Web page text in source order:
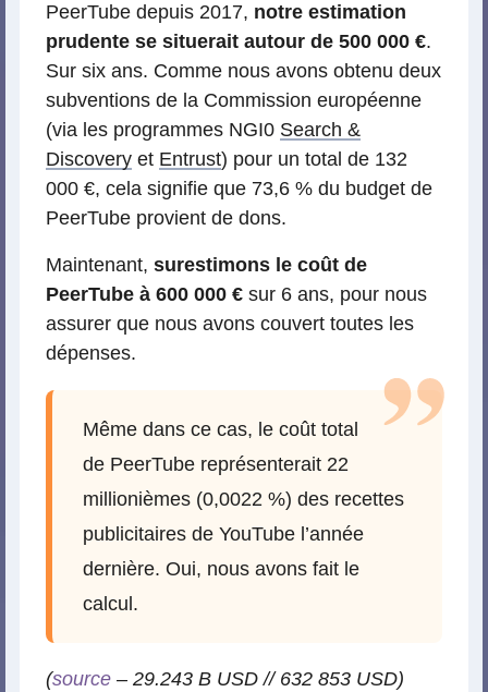
PeerTube depuis 2017, notre estimation
prudente se situerait autour de 500 000 €.
Sur six ans. Comme nous avons obtenu deux
subventions de la Commission européenne
(via les programmes NGI0 Search &
Discovery et Entrust) pour un total de 132
000 €, cela signifie que 73,6 % du budget de
PeerTube provient de dons.
Maintenant, surestimons le coût de
PeerTube à 600 000 € sur 6 ans, pour nous
assurer que nous avons couvert toutes les
dépenses.
Même dans ce cas, le coût total
de PeerTube représenterait 22
millionièmes (0,0022 %) des recettes
publicitaires de YouTube l’année
dernière. Oui, nous avons fait le
calcul.
(source – 29.243 B USD // 632 853 USD)